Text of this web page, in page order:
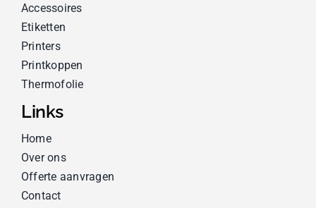
Accessoires
Etiketten
Printers
Printkoppen
Thermofolie
Links
Home
Over ons
Offerte aanvragen
Contact